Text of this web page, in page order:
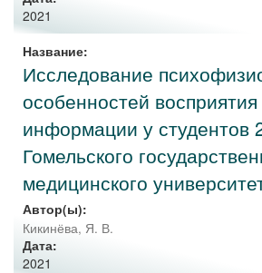
2021
Название:
Исследование
особенностей
информации у студентов
Гомельского
медицинского
Автор(ы):
Кикинёва, Я. В.
Дата:
2021